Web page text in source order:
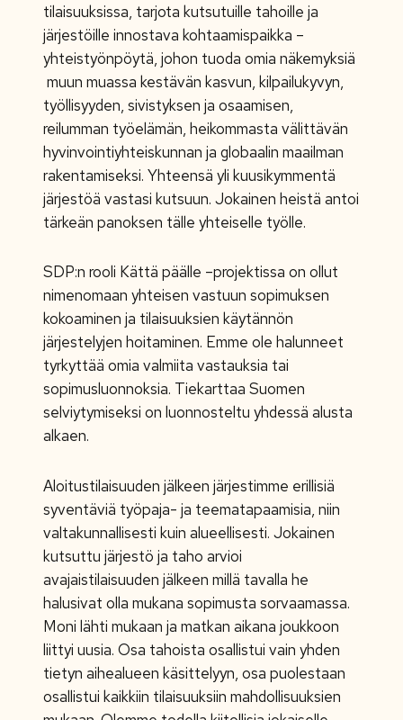
tilaisuuksissa, tarjota kutsutuille tahoille ja
järjestöille innostava kohtaamispaikka –
yhteistyönpöytä, johon tuoda omia näkemyksiä
muun muassa kestävän kasvun, kilpailukyvyn,
työllisyyden, sivistyksen ja osaamisen,
reilumman työelämän, heikommasta välittävän
hyvinvointiyhteiskunnan ja globaalin maailman
rakentamiseksi. Yhteensä yli kuusikymmentä
järjestöä vastasi kutsuun. Jokainen heistä antoi
tärkeän panoksen tälle yhteiselle työlle.
SDP:n rooli Kättä päälle –projektissa on ollut
nimenomaan yhteisen vastuun sopimuksen
kokoaminen ja tilaisuuksien käytännön
järjestelyjen hoitaminen. Emme ole halunneet
tyrkyttää omia valmiita vastauksia tai
sopimusluonnoksia. Tiekarttaa Suomen
selviytymiseksi on luonnosteltu yhdessä alusta
alkaen.
Aloitustilaisuuden jälkeen järjestimme erillisiä
syventäviä työpaja- ja teematapaamisia, niin
valtakunnallisesti kuin alueellisesti. Jokainen
kutsuttu järjestö ja taho arvioi
avajaistilaisuuden jälkeen millä tavalla he
halusivat olla mukana sopimusta sorvaamassa.
Moni lähti mukaan ja matkan aikana joukkoon
liittyi uusia. Osa tahoista osallistui vain yhden
tietyn aihealueen käsittelyyn, osa puolestaan
osallistui kaikkiin tilaisuuksiin mahdollisuuksien